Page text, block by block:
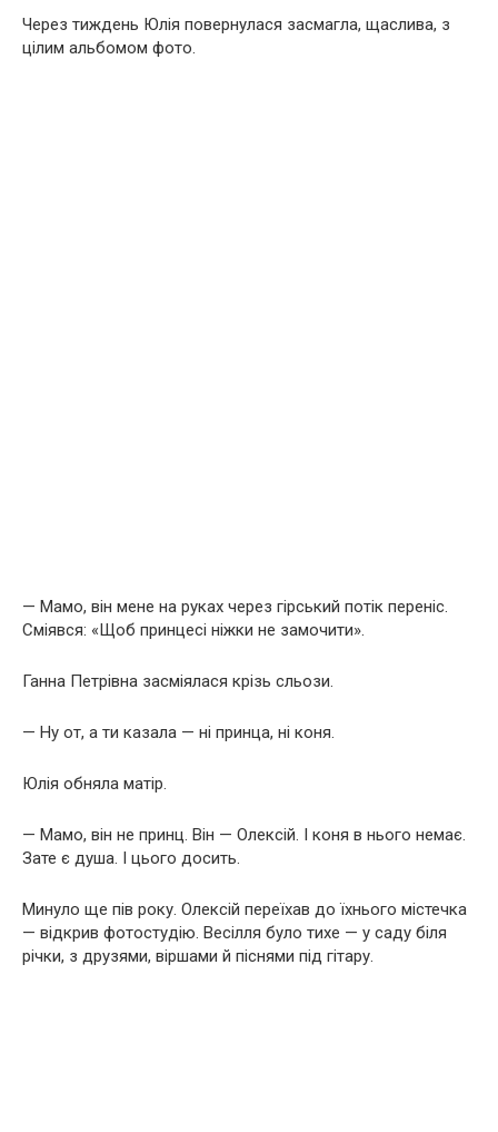
Через тиждень Юлія повернулася засмагла, щаслива, з
цілим альбомом фото.
— Мамо, він мене на руках через гірський потік переніс.
Сміявся: «Щоб принцесі ніжки не замочити».
Ганна Петрівна засміялася крізь сльози.
— Ну от, а ти казала — ні принца, ні коня.
Юлія обняла матір.
— Мамо, він не принц. Він — Олексій. І коня в нього немає.
Зате є душа. І цього досить.
Минуло ще пів року. Олексій переїхав до їхнього містечка
— відкрив фотостудію. Весілля було тихе — у саду біля
річки, з друзями, віршами й піснями під гітару.